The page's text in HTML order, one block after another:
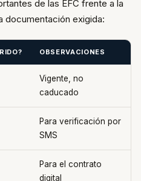
de las EFC frente a la
documentación exigida:
OBSERVACIONES
Vigente, no
caducado
Para verificación por
SMS
Para el contrato
digital